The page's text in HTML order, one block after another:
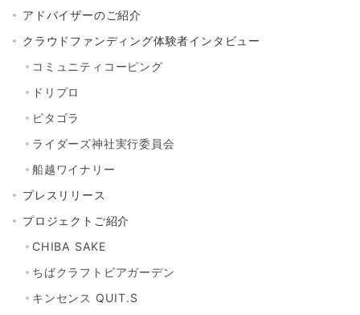
アドバイザーのご紹介
クラウドファンディング体験者インタビュー
コミュニティコーピング
ドリプロ
ピタゴラ
ライダーズ神社実行委員会
船越ワイナリー
プレスリリース
プロジェクトご紹介
CHIBA SAKE
ちばクラフトビアガーデン
キンセンス QUIT.S